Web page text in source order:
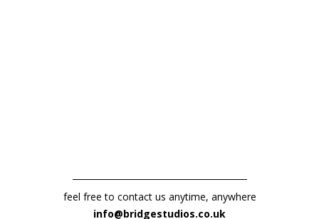
feel free to contact us anytime, anywhere
info@bridgestudios.co.uk